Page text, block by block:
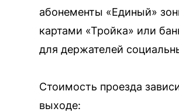
абонементы «Единый»
картами «Тройка» или
для держателей
Стоимость проезда
выходе: